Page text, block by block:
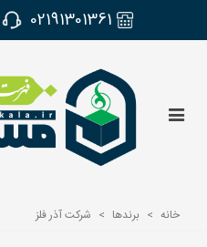
02191301361
خانه > برندها > شركت آذر فلز